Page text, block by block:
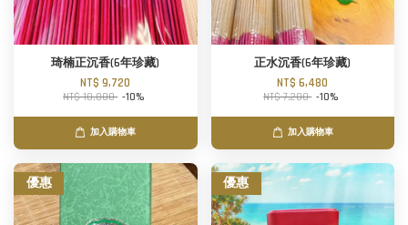
琦楠正沉香(6年珍藏)
NT$ 9,720
NT$ 10,800 -10%
加入購物車
正水沉香(6年珍藏)
NT$ 6,480
NT$ 7,200 -10%
加入購物車
優惠 優惠